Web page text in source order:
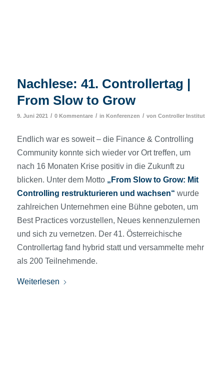
Nachlese: 41. Controllertag |
From Slow to Grow
9. Juni 2021 / 0 Kommentare / in Konferenzen / von Controller Institut
Endlich war es soweit – die Finance & Controlling
Community konnte sich wieder vor Ort treffen, um
nach 16 Monaten Krise positiv in die Zukunft zu
blicken. Unter dem Motto „From Slow to Grow: Mit
Controlling restrukturieren und wachsen“ wurde
zahlreichen Unternehmen eine Bühne geboten, um
Best Practices vorzustellen, Neues kennenzulernen
und sich zu vernetzen. Der 41. Österreichische
Controllertag fand hybrid statt und versammelte mehr
als 200 Teilnehmende.
Weiterlesen